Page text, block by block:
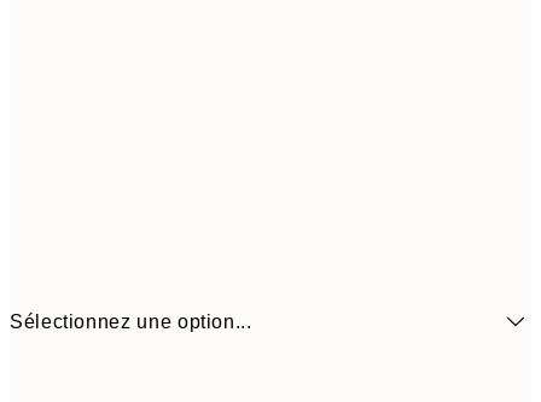
Sélectionnez une option...